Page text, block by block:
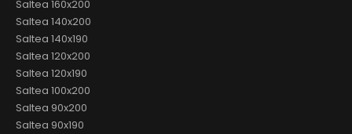
Saltea 160x200
Saltea 140x200
Saltea 140x190
Saltea 120x200
Saltea 120x190
Saltea 100x200
Saltea 90x200
Saltea 90x190